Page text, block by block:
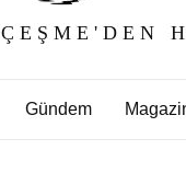
ÇEŞME'DEN
Gündem